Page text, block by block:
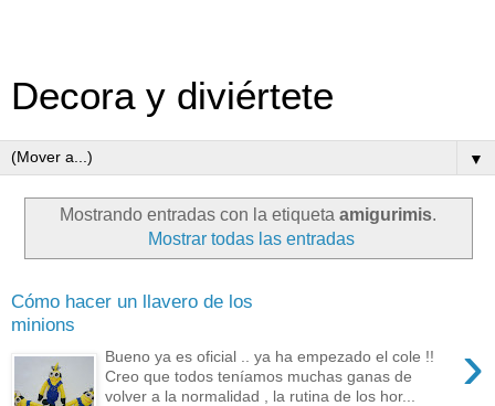
Decora y diviértete
▼
Mostrando entradas con la etiqueta amigurimis.
Mostrar todas las entradas
Cómo hacer un llavero de los
minions
›
Bueno ya es oficial .. ya ha empezado el cole !!
Creo que todos teníamos muchas ganas de
volver a la normalidad , la rutina de los hor...